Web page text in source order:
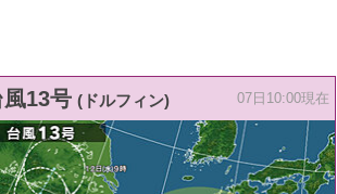
風13号 (ドルフィン) 07日10:00現在